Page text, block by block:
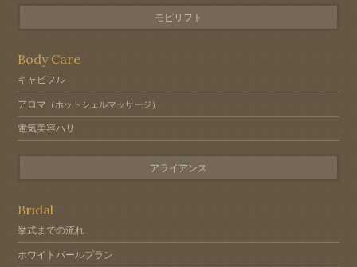
モビリフト
Body Care
キャビフル
アロマ （ホットシェルマッサージ）
電気美容ハリ
アライアンス
Bridal
挙式までの流れ
ホワイトパールプラン